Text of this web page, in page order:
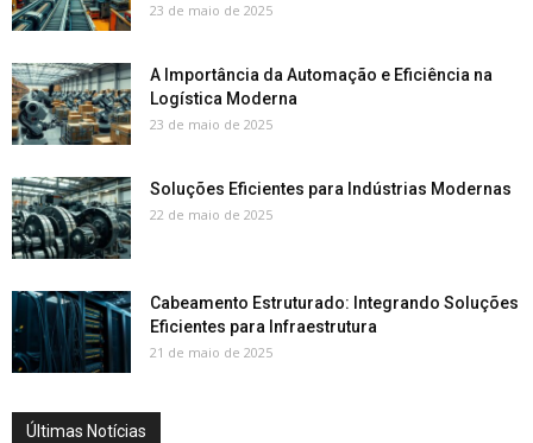
23 de maio de 2025
A Importância da Automação e Eficiência na
Logística Moderna
23 de maio de 2025
Soluções Eficientes para Indústrias Modernas
22 de maio de 2025
Cabeamento Estruturado: Integrando Soluções
Eficientes para Infraestrutura
21 de maio de 2025
Últimas Notícias